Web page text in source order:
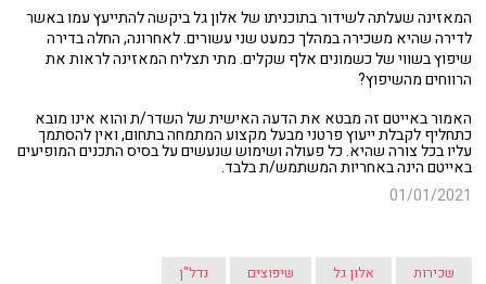
המאזינה שעלתה לשידור בתוכניתו של אלון גל ביקשה להתייעץ עמו באשר
לדירה שהיא משכירה במהלך כמעט שני עשורים. לאחרונה, החלה בדירה
שיפוץ בשווי של כשמונים אלף שקלים. מתי תצליח המאזינה לראות את
הרווחים מהשיפוץ?
האמור באייטם זה מבטא את הדעה האישית של השדר/ת והוא אינו מובא
כתחליף לקבלת ייעוץ פרטני מבעל מקצוע המתמחה בתחום, ואין להסתמך
עליו בכל צורה שהיא. כל פעולה ושימוש שנעשים על בסיס התכנים המופיעים
באייטם הינה באחריות המשתמש/ת בלבד.
01/01/2021
שכירות אלון גל שיפוצים נדל"ן